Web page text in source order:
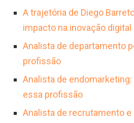
A trajetória de Diego
impacto na inovação digital
Analista de departamento
profissão
Analista de
essa profissão
Analista de recrutamento